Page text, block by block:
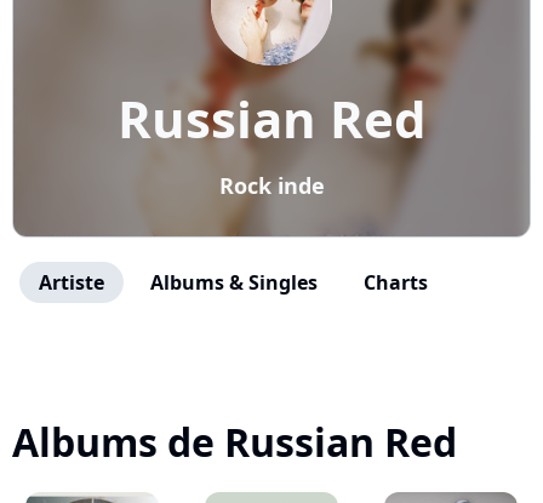
Russian Red
Rock inde
Artiste Albums & Singles Charts
Albums de Russian Red